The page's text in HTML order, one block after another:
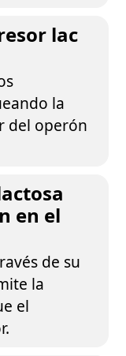
lac
la
del operón
en el
de su
la
el